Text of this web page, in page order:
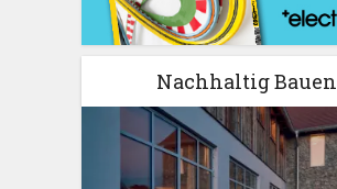
Nachhaltig Bauen